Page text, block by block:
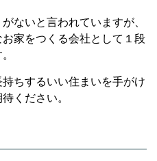
ないと言われていますが、
家をつくる会社として１段
ちするいい住まいを手がけ
ください。